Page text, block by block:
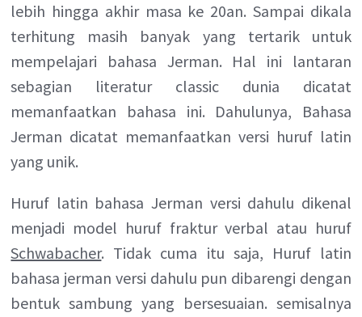
lebih hingga akhir masa ke 20an. Sampai dikala
terhitung masih banyak yang tertarik untuk
mempelajari bahasa Jerman. Hal ini lantaran
sebagian literatur classic dunia dicatat
memanfaatkan bahasa ini. Dahulunya, Bahasa
Jerman dicatat memanfaatkan versi huruf latin
yang unik.
Huruf latin bahasa Jerman versi dahulu dikenal
menjadi model huruf fraktur verbal atau huruf
Schwabacher. Tidak cuma itu saja, Huruf latin
bahasa jerman versi dahulu pun dibarengi dengan
bentuk sambung yang bersesuaian. semisalnya